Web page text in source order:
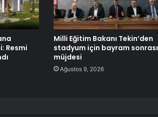
Resmi
Milli Eğitim Bakanı Tekin’den
stadyum için bayram sonrası
müjdesi
Ağustos 9, 2026